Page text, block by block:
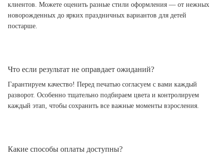
клиентов. Можете оценить разные стили оформления — от нежных
новорожденных до ярких праздничных вариантов для детей
постарше.
Что если результат не оправдает ожиданий?
Гарантируем качество! Перед печатью согласуем с вами каждый
разворот. Особенно тщательно подбираем цвета и контролируем
каждый этап, чтобы сохранить все важные моменты взросления.
Какие способы оплаты доступны?